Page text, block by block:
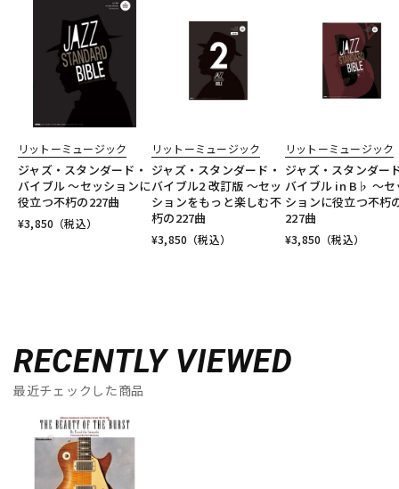
リットーミュージック
ジャズ・スタンダード・
バイブル ～セッションに
役立つ不朽の227曲
¥3,850 （税込）
リットーミュージック
ジャズ・スタンダード・
バイブル2 改訂版 ～セッ
ションをもっと楽しむ不
朽の227曲
¥3,850 （税込）
リットーミュージック
ジャズ・スタンダー
バイブル in B♭ ～セ
ションに役立つ不朽
227曲
¥3,850 （税込）
RECENTLY VIEWED
最近チェックした商品